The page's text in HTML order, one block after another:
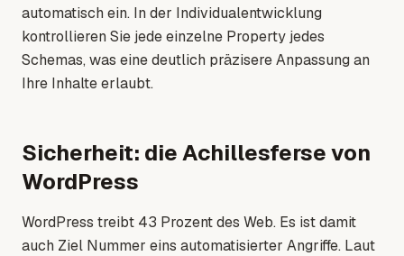
automatisch ein. In der Individualentwicklung
kontrollieren Sie jede einzelne Property jedes
Schemas, was eine deutlich präzisere Anpassung an
Ihre Inhalte erlaubt.
Sicherheit: die Achillesferse von
WordPress
WordPress treibt 43 Prozent des Web. Es ist damit
auch Ziel Nummer eins automatisierter Angriffe. Laut